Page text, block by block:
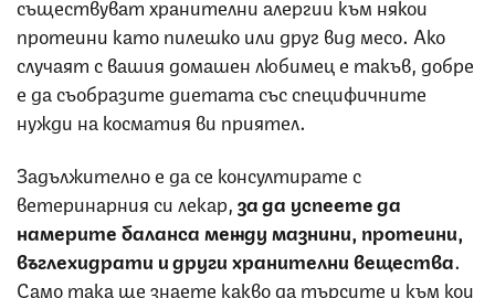
протеини като пилешко или друг вид месо. Ако
случаят с вашия домашен любимец е такъв, добре
е да съобразите диетата със специфичните
нужди на косматия ви приятел.
Задължително е да се консултирате с
ветеринарния си лекар, за да успеете да
намерите баланса между мазнини, протеини,
въглехидрати и други хранителни вещества.
Само така ще знаете какво да търсите и към кои